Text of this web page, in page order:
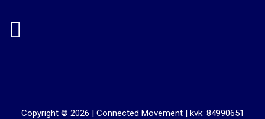
Copyright © 2026 | Connected Movement| kvk: 84990651